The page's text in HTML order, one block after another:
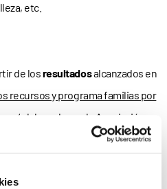
etc.
de losresultadosalcanzados en
recursos y programa familias por
‘ elaborado por la Asociación,
se observa que el uso de los